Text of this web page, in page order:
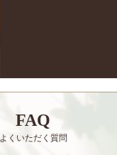
FAQ
よくいただく質問